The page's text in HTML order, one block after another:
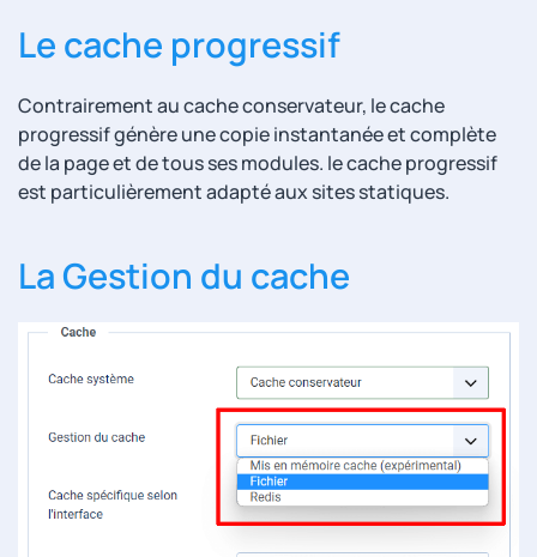
Le cache progressif
Contrairement au cache conservateur, le cache
progressif génère une copie instantanée et complète
de la page et de tous ses modules. le cache progressif
est particulièrement adapté aux sites statiques.
La Gestion du cache